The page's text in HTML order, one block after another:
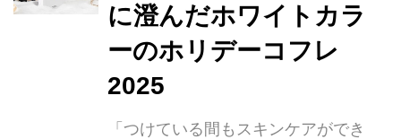
ジア向けiPhoneの製造などを行ってい
るPEGATRON（台湾の大手パソコン
メーカーASUSの生産部門が独立した
企業）と台湾で世界各国の美容メーカ
ー...
に澄んだホワイトカラ
ーのホリデーコフレ
2025
「つけている間もスキンケアができ